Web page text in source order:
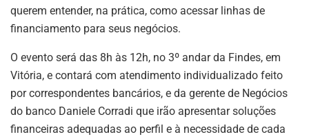
querem entender, na prática, como acessar linhas de
financiamento para seus negócios.
O evento será das 8h às 12h, no 3º andar da Findes, em
Vitória, e contará com atendimento individualizado feito
por correspondentes bancários, e da gerente de Negócios
do banco Daniele Corradi que irão apresentar soluções
financeiras adequadas ao perfil e à necessidade de cada